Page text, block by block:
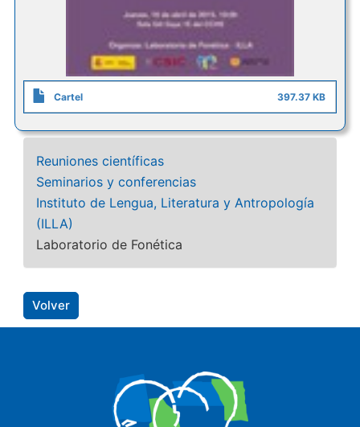
Cartel 397.37 KB
Reuniones científicas
Seminarios y conferencias
Instituto de Lengua, Literatura y Antropología
(ILLA)
Laboratorio de Fonética
Volver